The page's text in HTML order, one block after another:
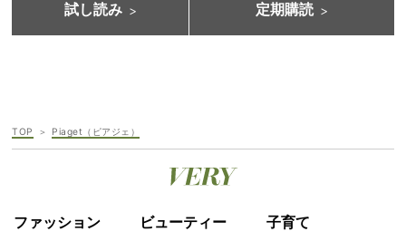
試し読み 定期購読
TOP Piaget（ピアジェ）
ファッション ビューティー 子育て